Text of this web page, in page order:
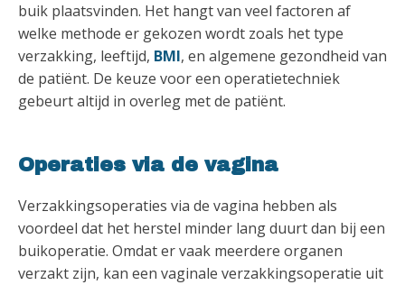
buik plaatsvinden. Het hangt van veel factoren af
welke methode er gekozen wordt zoals het type
verzakking, leeftijd, BMI, en algemene gezondheid van
de patiënt. De keuze voor een operatietechniek
gebeurt altijd in overleg met de patiënt.
Operaties via de vagina
Verzakkingsoperaties via de vagina hebben als
voordeel dat het herstel minder lang duurt dan bij een
buikoperatie. Omdat er vaak meerdere organen
verzakt zijn, kan een vaginale verzakkingsoperatie uit